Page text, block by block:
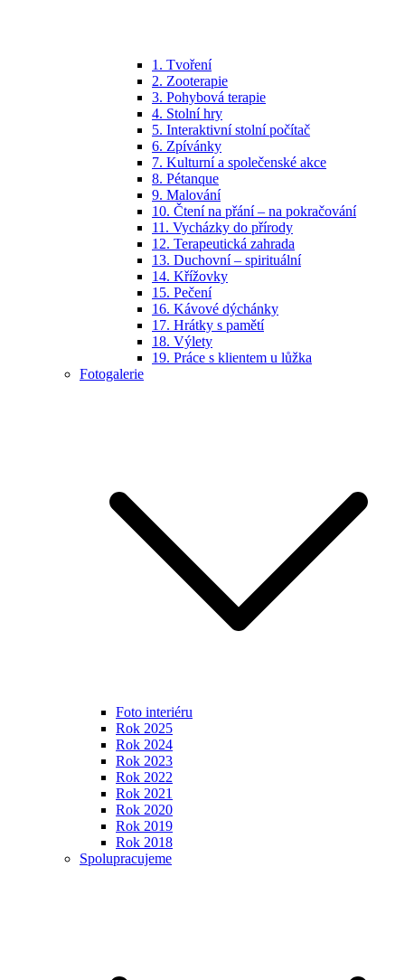
1. Tvoření
2. Zooterapie
3. Pohybová terapie
4. Stolní hry
5. Interaktivní stolní počítač
6. Zpívánky
7. Kulturní a společenské akce
8. Pétanque
9. Malování
10. Čtení na přání – na pokračování
11. Vycházky do přírody
12. Terapeutická zahrada
13. Duchovní – spirituální
14. Křížovky
15. Pečení
16. Kávové dýchánky
17. Hrátky s pamětí
18. Výlety
19. Práce s klientem u lůžka
Fotogalerie
Foto interiéru
Rok 2025
Rok 2024
Rok 2023
Rok 2022
Rok 2021
Rok 2020
Rok 2019
Rok 2018
Spolupracujeme